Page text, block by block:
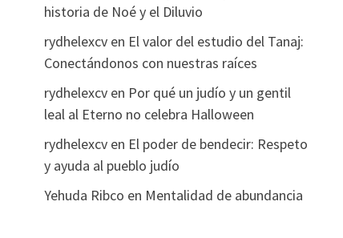
historia de Noé y el Diluvio
rydhelexcven El valor del estudio del Tanaj:
Conectándonos con nuestras raíces
rydhelexcven Por qué un judío y un gentil
leal al Eterno no celebra Halloween
rydhelexcven El poder de bendecir: Respeto
y ayuda al pueblo judío
Yehuda Ribco en Mentalidad de abundancia